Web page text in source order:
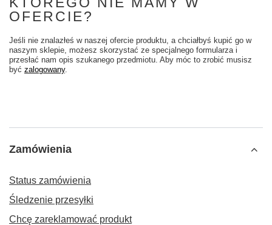
OFERCIE?
Jeśli nie znalazłeś w naszej ofercie produktu, a chciałbyś kupić go w
naszym sklepie, możesz skorzystać ze specjalnego formularza i
przesłać nam opis szukanego przedmiotu. Aby móc to zrobić musisz
być zalogowany.
Zamówienia
Status zamówienia
Śledzenie przesyłki
Chcę zareklamować produkt